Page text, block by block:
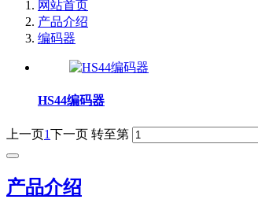
网站首页
产品介绍
编码器
HS44编码器
上一页1下一页 转至第
产品介绍